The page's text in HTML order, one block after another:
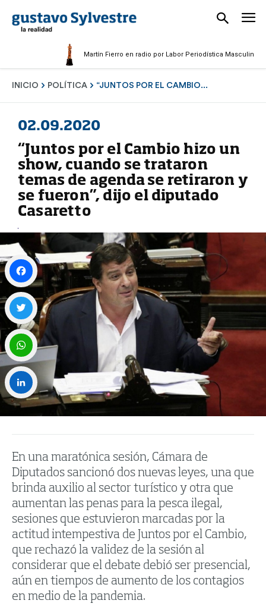
Martín Fierro en radio por Labor Periodística Masculina 2025
INICIO POLÍTICA “JUNTOS POR EL CAMBIO...
02.09.2020
“Juntos por el Cambio hizo un
show, cuando se trataron
temas de agenda se retiraron y
se fueron”, dijo el diputado
Casaretto
En una maratónica sesión, Cámara de
Diputados sancionó dos nuevas leyes, una que
brinda auxilio al sector turístico y otra que
aumentan las penas para la pesca ilegal,
sesiones que estuvieron marcadas por la
actitud intempestiva de Juntos por el Cambio,
que rechazó la validez de la sesión al
considerar que el debate debió ser presencial,
aún en tiempos de aumento de los contagios
en medio de la pandemia.
Facebook
Twitter
WhatsApp
LinkedIn